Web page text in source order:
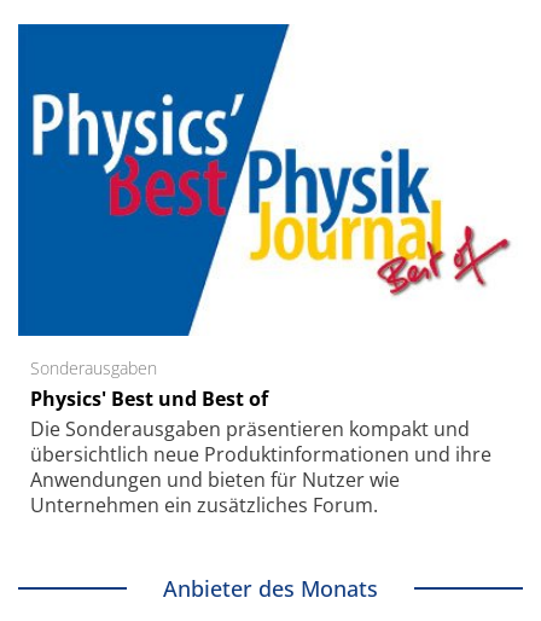
Sonderausgaben
Physics' Best und Best of
Die Sonder­ausgaben präsentieren kompakt und
übersichtlich neue Produkt­informationen und ihre
Anwendungen und bieten für Nutzer wie
Unternehmen ein zusätzliches Forum.
Anbieter des Monats